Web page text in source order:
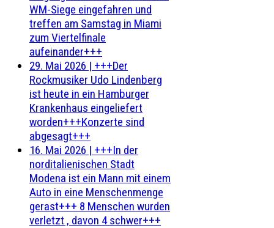
WM-Siege eingefahren und
treffen am Samstag in Miami
zum Viertelfinale
aufeinander+++
29. Mai 2026 | +++Der
Rockmusiker Udo Lindenberg
ist heute in ein Hamburger
Krankenhaus eingeliefert
worden+++Konzerte sind
abgesagt+++
16. Mai 2026 | +++In der
norditalienischen Stadt
Modena ist ein Mann mit einem
Auto in eine Menschenmenge
gerast+++ 8 Menschen wurden
verletzt , davon 4 schwer+++